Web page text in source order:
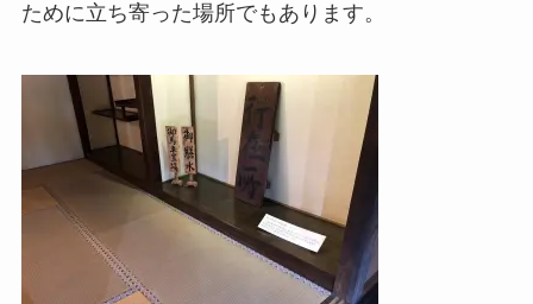
ために立ち寄った場所でもあります。